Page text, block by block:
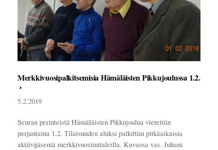
Merkkivuosipalkitsemisia Hämäläisten Pikkujoulussa 1.2.
5.2.2019
Seuran perinteistä Hämäläisten Pikkujoulua vietettiin
perjantaina 1.2. Tilaisuuden aluksi palkittiin pitkäaikaisia
aktiivijäseniä merkkivuosimitaleilla. Kuvassa vas. Juhani